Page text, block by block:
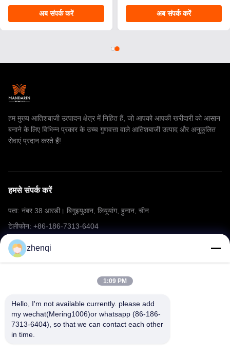
जन्मदिन मोमबत्तियाँ आतिशबाजी
अब संपर्क करें अब संपर्क करें
हम मुख्य आतिशबाजी उत्पादन क्षेत्र में निहित हैं, जो आपको आपकी खरीदारी को आसान
बनाने के लिए विभिन्न प्रकार के उच्च गुणवत्ता वाले आतिशबाजी उत्पाद और अनुकूलित
सेवाएं प्रदान करते हैं!
हमसे संपर्क करें
पता: नंबर 38 आरडी। बिगुइयुआन, लियूयांग, हुनान, चीन
टेलीफोन: +86-186-7313-6404
ईमेल: mering@mandarinfireworks.com
zhenqi
1:09 PM
Hello, I'm not available currently. please add
my wechat(Mering1006)or whatsapp (86-186-
7313-6404), so that we can contact each other
in time.